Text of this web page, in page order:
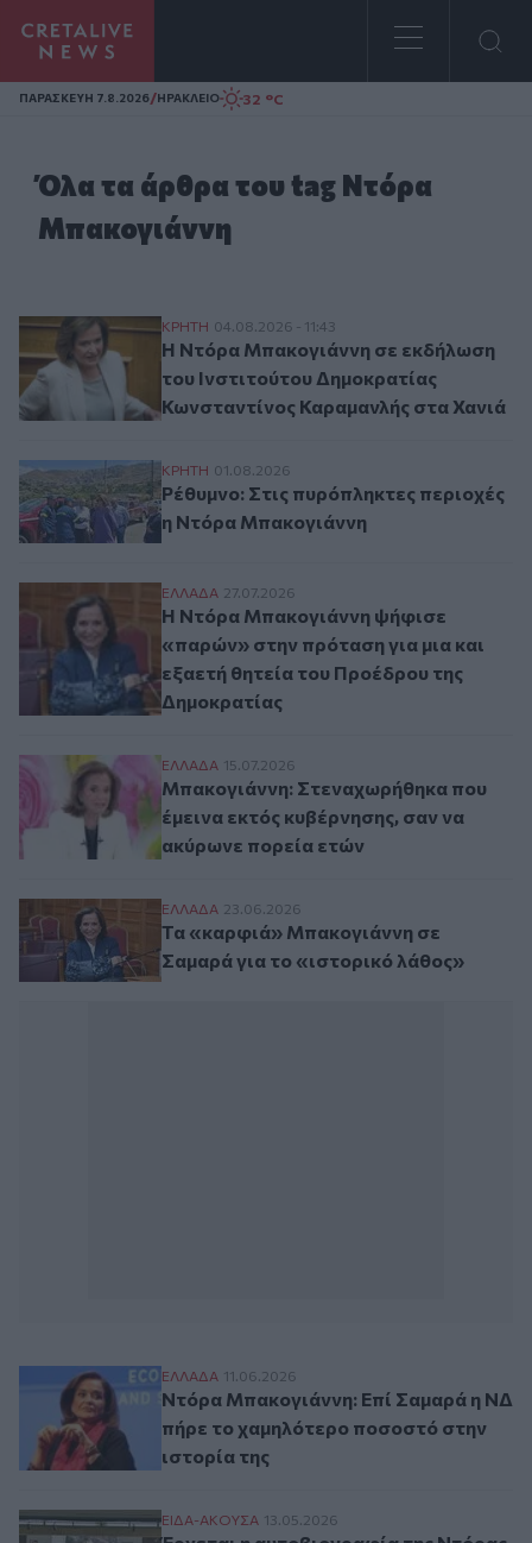
Homepage
ΠΑΡΑΣΚΕΥΗ 7.8.2026/ΗΡΑΚΛΕΙΟ 32 °C
Όλα τα άρθρα του tag Ντόρα
Μπακογιάννη
Η Ντόρα Μπακογιάννη σε εκδήλωση του
ΚΡΗΤΗ 04.08.2026 - 11:43
Η Ντόρα Μπακογιάννη σε εκδήλωση
του Ινστιτούτου Δημοκρατίας
Κωνσταντίνος Καραμανλής στα Χανιά
Ρέθυμνο: Στις πυρόπληκτες περιοχές η
ΚΡΗΤΗ 01.08.2026
Ρέθυμνο: Στις πυρόπληκτες περιοχές
η Ντόρα Μπακογιάννη
Η Ντόρα Μπακογιάννη ψήφισε «παρών»
ΕΛΛAΔΑ 27.07.2026
Η Ντόρα Μπακογιάννη ψήφισε
«παρών» στην πρόταση για μια και
εξαετή θητεία του Προέδρου της
Δημοκρατίας
Μπακογιάννη: Στεναχωρήθηκα που
ΕΛΛAΔΑ 15.07.2026
Μπακογιάννη: Στεναχωρήθηκα που
έμεινα εκτός κυβέρνησης, σαν να
ακύρωνε πορεία ετών
Τα «καρφιά» Μπακογιάννη σε Σαμαρά για
ΕΛΛAΔΑ 23.06.2026
Τα «καρφιά» Μπακογιάννη σε
Σαμαρά για το «ιστορικό λάθος»
Ντόρα Μπακογιάννη: Επί Σαμαρά η ΝΔ
ΕΛΛAΔΑ 11.06.2026
Ντόρα Μπακογιάννη: Επί Σαμαρά η ΝΔ
πήρε το χαμηλότερο ποσοστό στην
ιστορία της
Έρχεται η αυτοβιογραφία της Ντόρας
ΕΙΔΑ-ΑΚΟΥΣΑ 13.05.2026